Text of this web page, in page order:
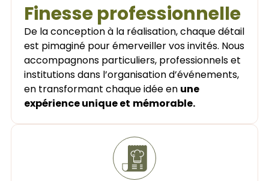
Finesse professionnelle
De la conception à la réalisation, chaque détail
est pimaginé pour émerveiller vos invités. Nous
accompagnons particuliers, professionnels et
institutions dans l’organisation d’événements,
en transformant chaque idée en une
expérience unique et mémorable.